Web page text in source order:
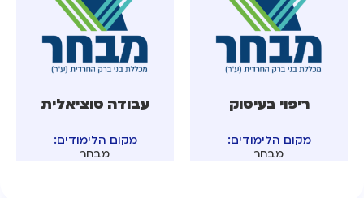
ריפוי בעיסוק
מקום הלימודים:
מבחר
עבודה סוציאלית
מקום הלימודים:
מבחר